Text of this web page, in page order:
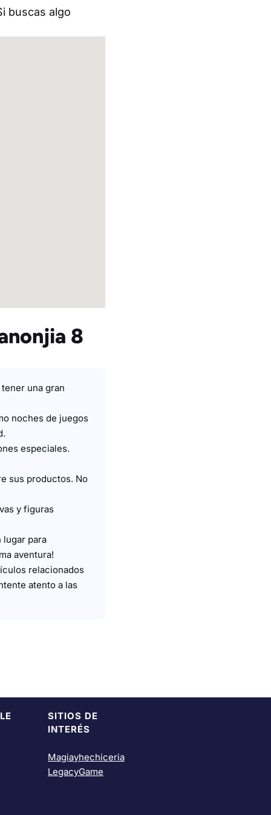
buscas algo
8
una gran
noches de juegos
especiales.
sus productos. No
y figuras
para
aventura!
relacionados
atento a las
SITIOS DE
INTERÉS
Magiayhechiceria
LegacyGame